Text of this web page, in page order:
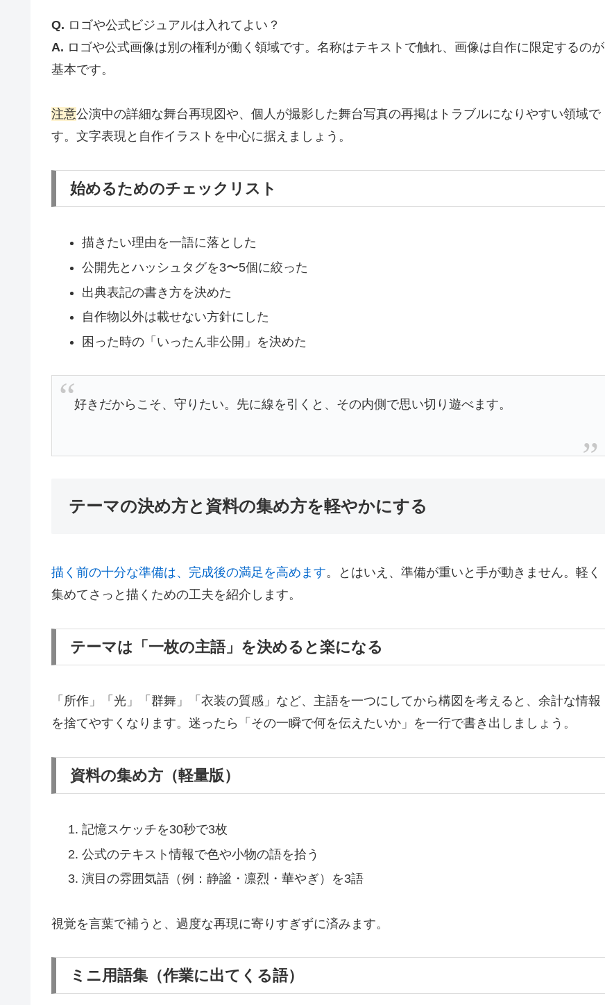
Q. ロゴや公式ビジュアルは入れてよい？
A. ロゴや公式画像は別の権利が働く領域です。名称はテキストで触れ、画像は自作に限定するのが
基本です。
注意公演中の詳細な舞台再現図や、個人が撮影した舞台写真の再掲はトラブルになりやすい領域で
す。文字表現と自作イラストを中心に据えましょう。
始めるためのチェックリスト
描きたい理由を一語に落とした
公開先とハッシュタグを3〜5個に絞った
出典表記の書き方を決めた
自作物以外は載せない方針にした
困った時の「いったん非公開」を決めた
好きだからこそ、守りたい。先に線を引くと、その内側で思い切り遊べます。
テーマの決め方と資料の集め方を軽やかにする
描く前の十分な準備は、完成後の満足を高めます。とはいえ、準備が重いと手が動きません。軽く
集めてさっと描くための工夫を紹介します。
テーマは「一枚の主語」を決めると楽になる
「所作」「光」「群舞」「衣装の質感」など、主語を一つにしてから構図を考えると、余計な情報
を捨てやすくなります。迷ったら「その一瞬で何を伝えたいか」を一行で書き出しましょう。
資料の集め方（軽量版）
記憶スケッチを30秒で3枚
公式のテキスト情報で色や小物の語を拾う
演目の雰囲気語（例：静謐・凛烈・華やぎ）を3語
視覚を言葉で補うと、過度な再現に寄りすぎずに済みます。
ミニ用語集（作業に出てくる語）